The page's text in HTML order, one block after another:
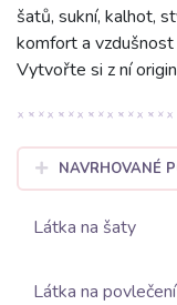
šatů, sukní, kalhot,
komfort a
Vytvořte si z ní
NAVRHOVANÉ
Látka na šaty
Látka na povlečení